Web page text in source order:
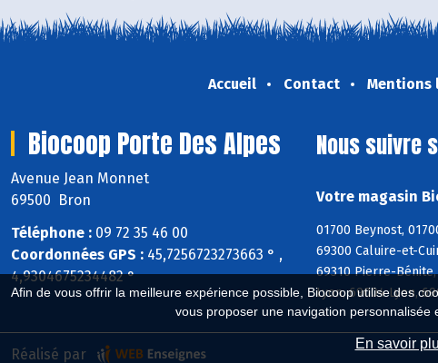
Afin de vous offrir la meilleure expérience possible, Biocoop utilise des
vous proposer une navigation
En savoir
Accueil Contact Mentions
Biocoop Porte Des Alpes
Avenue Jean Monnet
69500 Bron
Téléphone : 09 72 35 46 00
Coordonnées GPS : 45,7256723273663 ° ,
4,9304675234482 °
Nous suivre
Votre magasin
01700 Beynost,
69300 Caluire-et-
69310 Pierre-
Lyon, 69004 Lyon,
Réalisé par